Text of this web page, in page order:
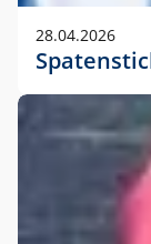
28.04.2026